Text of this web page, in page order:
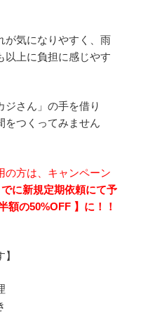
が気になりやすく、雨
以上に負担に感じやす
ジさん」の手を借り
をつくってみません
の方は、キャンペーン
でに新規定期依頼にて予
額の50%OFF 】に！！